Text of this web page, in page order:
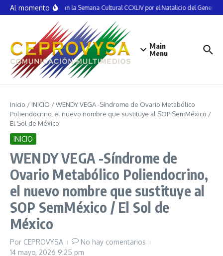
Saltar al contenido
Al momentoInauguran la Semana Cultural CCXLIV por el Natalicio del General
Main
Menu
Inicio / INICIO /WENDY VEGA -Síndrome de Ovario Metabólico
Poliendocrino, el nuevo nombre que sustituye al SOP SemMéxico /
El Sol de México
INICIO
WENDY VEGA -Síndrome de
Ovario Metabólico Poliendocrino,
el nuevo nombre que sustituye al
SOP SemMéxico / El Sol de
México
Por CEPROVYSA
No hay comentarios
14 mayo, 2026 9:25 pm